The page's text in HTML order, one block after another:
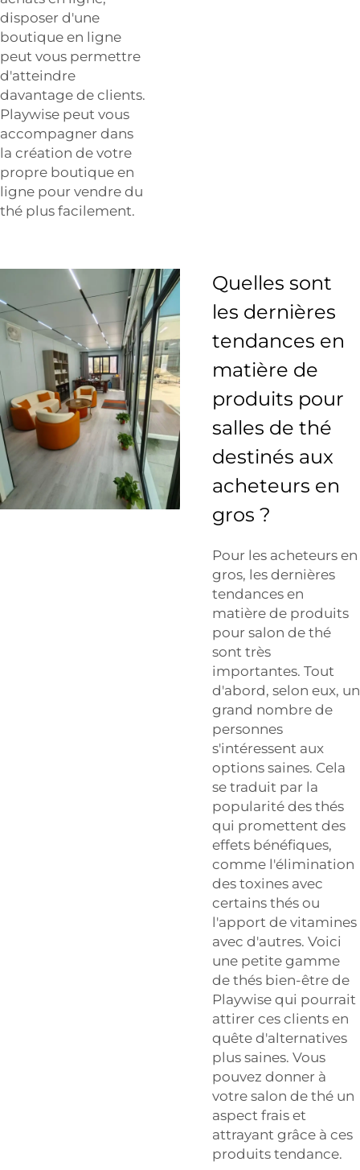
disposer d'une
boutique en ligne
peut vous permettre
d'atteindre
davantage de clients.
Playwise peut vous
accompagner dans
la création de votre
propre boutique en
ligne pour vendre du
thé plus facilement.
Quelles sont
les dernières
tendances en
matière de
produits pour
salles de thé
destinés aux
acheteurs en
gros ?
Pour les acheteurs en
gros, les dernières
tendances en
matière de produits
pour salon de thé
sont très
importantes. Tout
d'abord, selon eux, un
grand nombre de
personnes
s'intéressent aux
options saines. Cela
se traduit par la
popularité des thés
qui promettent des
effets bénéfiques,
comme l'élimination
des toxines avec
certains thés ou
l'apport de vitamines
avec d'autres. Voici
une petite gamme
de thés bien-être de
Playwise qui pourrait
attirer ces clients en
quête d'alternatives
plus saines. Vous
pouvez donner à
votre salon de thé un
aspect frais et
attrayant grâce à ces
produits tendance.